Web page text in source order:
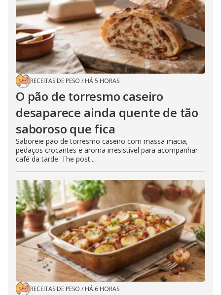
RECEITAS DE PESO / HÁ 5 HORAS
O pão de torresmo caseiro
desaparece ainda quente de tão
saboroso que fica
Saboreie pão de torresmo caseiro com massa macia,
pedaços crocantes e aroma irresistível para acompanhar
café da tarde. The post...
RECEITAS DE PESO / HÁ 6 HORAS